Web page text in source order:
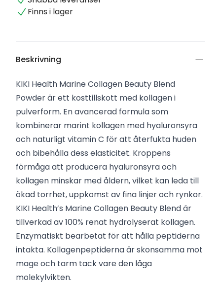
Finns i lager
Beskrivning
KIKI Health Marine Collagen Beauty Blend
Powder är ett kosttillskott med kollagen i
pulverform. En avancerad formula som
kombinerar marint kollagen med hyaluronsyra
och naturligt vitamin C för att återfukta huden
och bibehålla dess elasticitet. Kroppens
förmåga att producera hyaluronsyra och
kollagen minskar med åldern, vilket kan leda till
ökad torrhet, uppkomst av fina linjer och rynkor.
KIKI Health’s Marine Collagen Beauty Blend är
tillverkad av 100% renat hydrolyserat kollagen.
Enzymatiskt bearbetat för att hålla peptiderna
intakta. Kollagenpeptiderna är skonsamma mot
mage och tarm tack vare den låga
molekylvikten.